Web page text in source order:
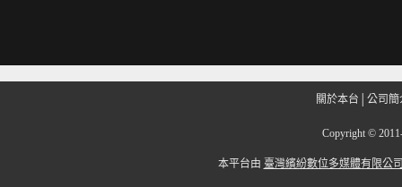
關於本台 公司簡
Copyright ©
本平台由 臺灣繽紛數位多媒體有限公